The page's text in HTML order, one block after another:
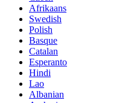
Afrikaans
Swedish
Polish
Basque
Catalan
Esperanto
Hindi
Lao
Albanian